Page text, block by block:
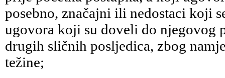
posebno, značajni ili nedostaci koji
ugovora koji su doveli do njegovog
drugih sličnih posljedica, zbog
težine;